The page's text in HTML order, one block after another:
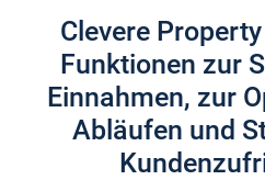
Clevere
Funktionen zur
Einnahmen, zur
Abläufen und